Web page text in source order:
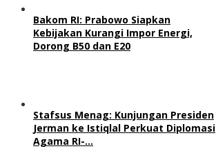
Bakom RI: Prabowo Siapkan
Kebijakan Kurangi Impor Energi,
Dorong B50 dan E20
Stafsus Menag: Kunjungan Presiden
Jerman ke Istiqlal Perkuat Diplomasi
Agama RI-…